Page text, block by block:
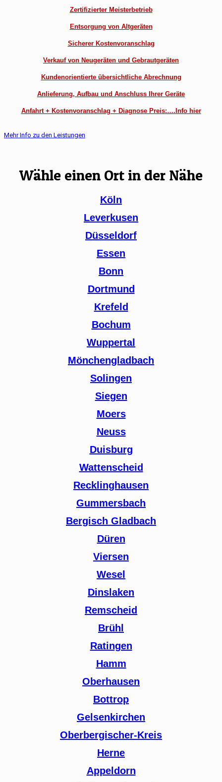
Zertifizierter Meisterbetrieb
Entsorgung von Altgeräten
Sicherer Kostenvoranschlag
Verkauf von Neugeräten und Gebrautgeräten
Kundenorientierte übersichtliche Abrechnung
Anlieferung, Aufbau und Anschluss Ihrer Geräte
Anfahrt + Kostenvoranschlag + Diagnose Preis:….Info hier
Mehr Info zu den Leistungen
Wähle einen Ort in der Nähe
Köln
Leverkusen
Düsseldorf
Essen
Bonn
Dortmund
Krefeld
Bochum
Wuppertal
Mönchengladbach
Solingen
Siegen
Moers
Neuss
Duisburg
Wattenscheid
Recklinghausen
Gummersbach
Bergisch Gladbach
Düren
Viersen
Wesel
Dinslaken
Remscheid
Brühl
Ratingen
Hamm
Oberhausen
Bottrop
Gelsenkirchen
Oberbergischer-Kreis
Herne
Appeldorn